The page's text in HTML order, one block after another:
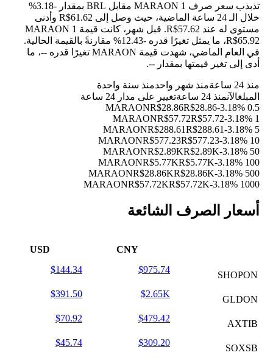
تذبذب سعر صرف 1 MARAON مقابل BRL بمقدار
-3.18%
خلال الـ 24 ساعة الماضية، حيث وصل إلى R$61.62 وأدنى
مستوى له عند R$57.62. قبل شهر، كانت قيمة 1 MARAON
R$65.92، ما يمثل تغيرًا قدره
-12.43%
مقارنةً بالقيمة الحالية.
في العام الماضي، شهدت قيمة MARAON تغيرًا قدره
--، ما
أدى إلى تغير قيمتها بمقدار --
.
منذ 24 ساعة منذ شهر واحدمنذ سنة واحدة
المبلغالآنمنذ 24 ساعة
تغيير على مدار 24 ساعة
0.5 MARAON
R$28.86R$28.86-3.18%
1 MARAON
R$57.72R$57.72-3.18%
5 MARAON
R$288.61R$288.61-3.18%
10 MARAON
R$577.23R$577.23-3.18%
50 MARAON
R$2.89KR$2.89K-3.18%
100 MARAON
R$5.77KR$5.77K-3.18%
500 MARAON
R$28.86KR$28.86K-3.18%
1000 MARAON
R$57.72KR$57.72K-3.18%
أسعار الصرف الشائعة
CNY
USD
SHOPON
$975.74
$144.34
GLDON
$2.65K
$391.50
AXTIB
$479.42
$70.92
SOXSB
$309.20
$45.74